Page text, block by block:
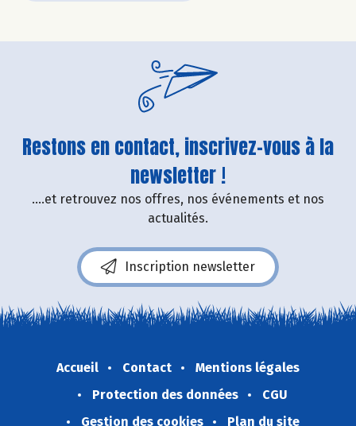
Restons en contact, inscrivez-vous à la
newsletter !
....et retrouvez nos offres, nos événements et nos
actualités.
Inscription newsletter
Accueil Contact
Mentions légales
Protection des données
CGU
Gestion des cookies
Plan du site